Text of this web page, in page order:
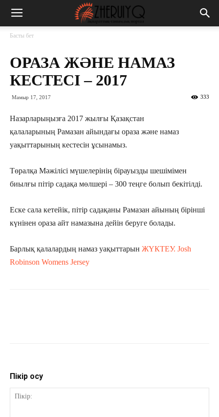
Басты бет
ОРАЗА ЖӘНЕ НАМАЗ
КЕСТЕСІ – 2017
Мамыр 17, 2017 333
Назарларыңызға 2017 жылғы Қазақстан
қалаларының Рамазан айындағы ораза және намаз
уақыттарының кестесін ұсынамыз.
Төралқа Мәжілісі мүшелерінің бірауызды шешімімен
биылғы пітір садақа мөлшері – 300 теңге болып бекітілді.
Еске сала кетейік, пітір садақаны Рамазан айының бірінші
күнінен ораза айт намазына дейін беруге болады.
Барлық қалалардың намаз уақыттарын ЖҮКТЕУ. Josh
Robinson Womens Jersey
Пікір қосу